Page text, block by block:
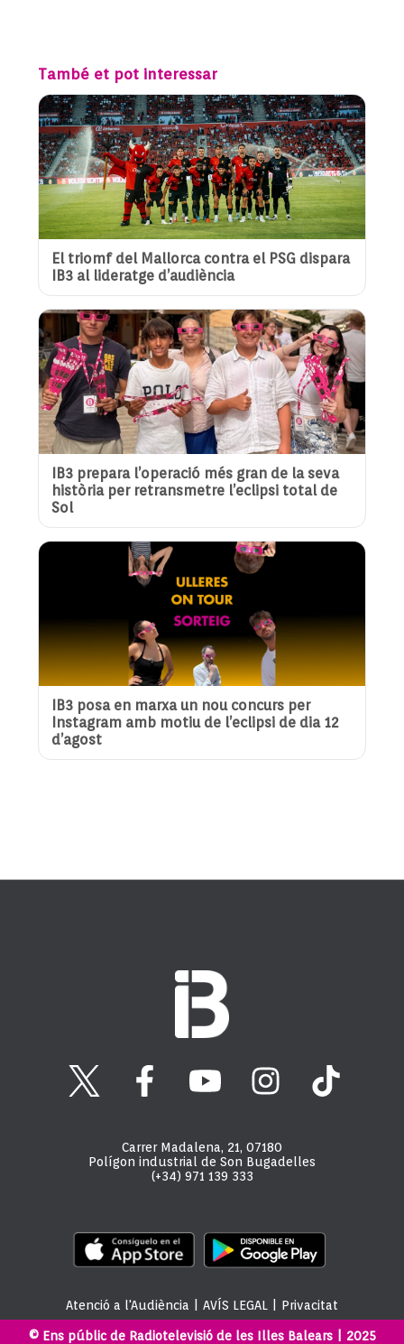
També et pot interessar
El triomf del Mallorca contra el PSG dispara
IB3 al lideratge d’audiència
IB3 prepara l’operació més gran de la seva
història per retransmetre l’eclipsi total de
Sol
IB3 posa en marxa un nou concurs per
Instagram amb motiu de l’eclipsi de dia 12
d’agost
Carrer Madalena, 21, 07180
Polígon industrial de Son Bugadelles
(+34) 971 139 333
Atenció a l'Audiència AVÍS LEGAL Privacitat
© Ens públic de Radiotelevisió de les Illes Balears | 2025